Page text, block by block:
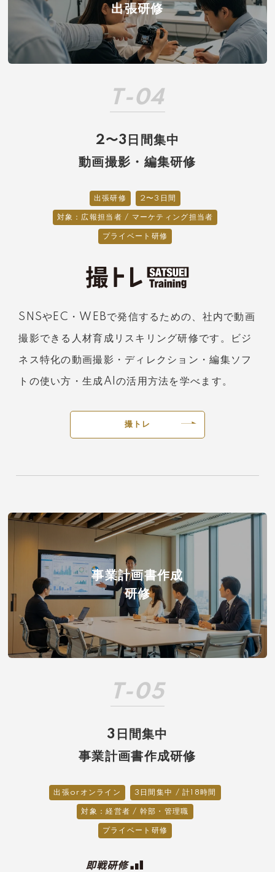
出張研修
T-04
2〜3日間集中
動画撮影・編集研修
出張研修 2〜3日間
対象：広報担当者 / マーケティング担当者
プライベート研修
SNSやEC・WEBで発信するための、社内で動画
撮影できる人材育成リスキリング研修です。ビジ
ネス特化の動画撮影・ディレクション・編集ソフ
トの使い方・生成AIの活用方法を学べます。
撮トレ
事業計画書作成
研修
T-05
3日間集中
事業計画書作成研修
出張orオンライン 3日間集中 / 計18時間
対象：経営者 / 幹部・管理職
プライベート研修